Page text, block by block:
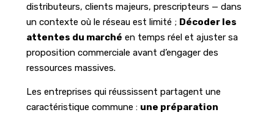
distributeurs, clients majeurs, prescripteurs — dans
un contexte où le réseau est limité ; Décoder les
attentes du marché en temps réel et ajuster sa
proposition commerciale avant d’engager des
ressources massives.
Les entreprises qui réussissent partagent une
caractéristique commune : une préparation